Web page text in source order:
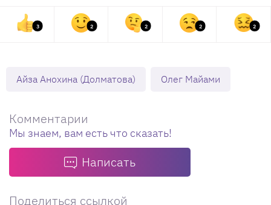
3 2 2 2 2
Айза Анохина (Долматова) Олег Майами
Комментарии
Мы знаем, вам есть что сказать!
Написать
Поделиться ссылкой